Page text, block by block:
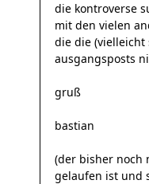
die kontroverse
mit den vielen
die die (vielleicht
ausgangsposts
gruß
bastian
(der bisher noch
gelaufen ist und